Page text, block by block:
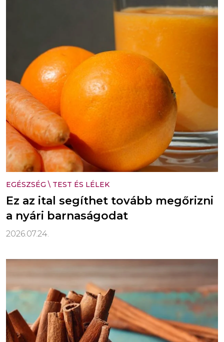
EGÉSZSÉG \ TEST ÉS LÉLEK
Ez az ital segíthet tovább megőrizni
a nyári barnaságodat
2026.07.24.